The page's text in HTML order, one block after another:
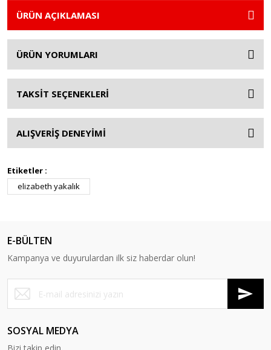
ÜRÜN AÇIKLAMASI
ÜRÜN YORUMLARI
TAKSİT SEÇENEKLERİ
ALIŞVERİŞ DENEYİMİ
Etiketler :
elizabeth yakalık
E-BÜLTEN
Kampanya ve duyurulardan ilk siz haberdar olun!
SOSYAL MEDYA